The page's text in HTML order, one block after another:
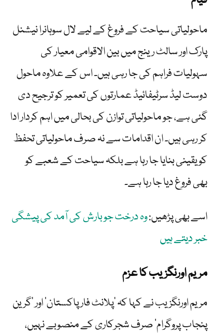
ماحولیاتی سیاحت کے فروغ کے لیے لال سوہانرا نیشنل
پارک اور سالٹ رینج میں بین الاقوامی معیار کی
سہولیات فراہم کی جا رہی ہیں۔ اس کے علاوہ ماحول
دوست لیڈ سرٹیفائیڈ عمارتوں کی تعمیر کو ترجیح دی
گئی ہے، جو ماحولیاتی توازن کی بحالی میں اہم کردار ادا
کر رہی ہیں۔ ان اقدامات سے نہ صرف ماحولیاتی تحفظ
کو یقینی بنایا جا رہا ہے بلکہ سیاحت کے شعبے کو
بھی فروغ دیا جا رہا ہے۔
اسے بھی پڑھیں:وہ درخت جو بارش کی آمد کی پیشگی
خبر دیتے ہیں
مریم اورنگزیب کا عزم
مریم اورنگزیب نے کہا کہ ’پلانٹ فار پاکستان‘ اور ’گرین
پنجاب پروگرام‘ صرف شجرکاری کے منصوبے نہیں،